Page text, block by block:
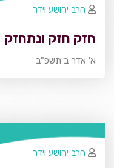
חזק חזק ונתחזק
א' אדר ב תשפ"ב
הרב יהושע וידר
הרב יהושע וידר